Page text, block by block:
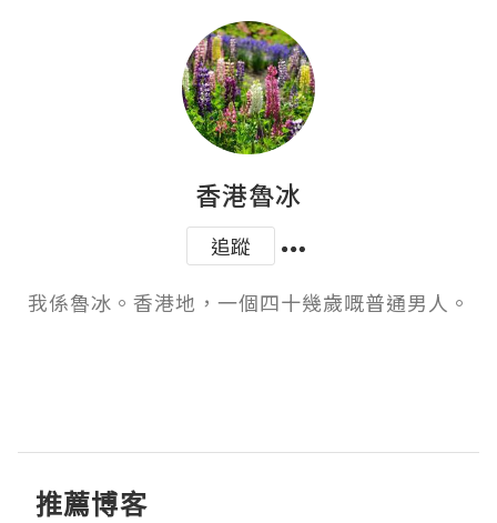
香港魯冰
追蹤
我係魯冰。香港地，一個四十幾歲嘅普通男人。
推薦博客